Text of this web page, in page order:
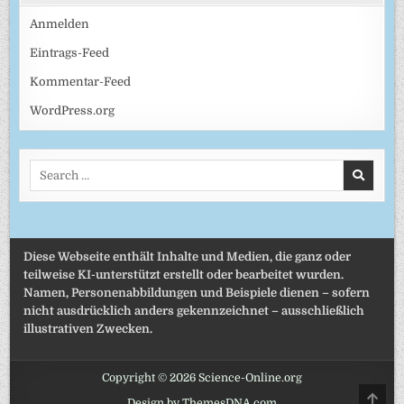
Anmelden
Eintrags-Feed
Kommentar-Feed
WordPress.org
Search
Diese Webseite enthält Inhalte und Medien, die ganz oder
teilweise KI-unterstützt erstellt oder bearbeitet wurden.
Namen, Personenabbildungen und Beispiele dienen – sofern
nicht ausdrücklich anders gekennzeichnet – ausschließlich
illustrativen Zwecken.
Copyright © 2026 Science-Online.org